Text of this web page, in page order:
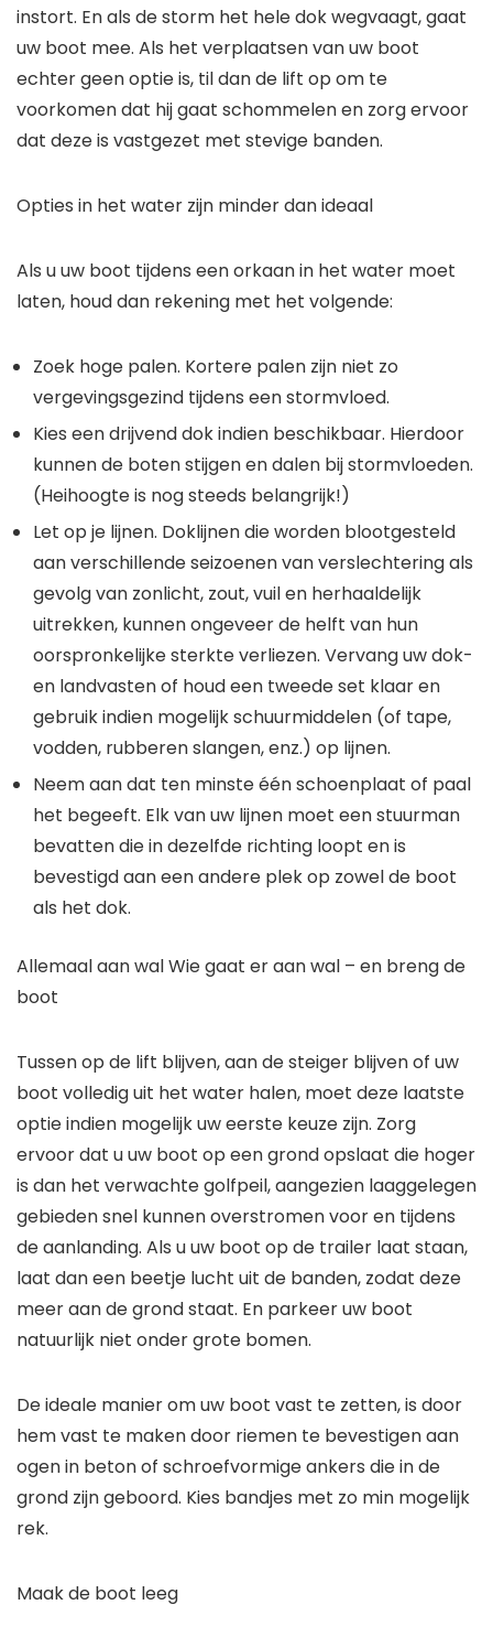
instort. En als de storm het hele dok wegvaagt, gaat
uw boot mee. Als het verplaatsen van uw boot
echter geen optie is, til dan de lift op om te
voorkomen dat hij gaat schommelen en zorg ervoor
dat deze is vastgezet met stevige banden.
Opties in het water zijn minder dan ideaal
Als u uw boot tijdens een orkaan in het water moet
laten, houd dan rekening met het volgende:
Zoek hoge palen. Kortere palen zijn niet zo
vergevingsgezind tijdens een stormvloed.
Kies een drijvend dok indien beschikbaar. Hierdoor
kunnen de boten stijgen en dalen bij stormvloeden.
(Heihoogte is nog steeds belangrijk!)
Let op je lijnen. Doklijnen die worden blootgesteld
aan verschillende seizoenen van verslechtering als
gevolg van zonlicht, zout, vuil en herhaaldelijk
uitrekken, kunnen ongeveer de helft van hun
oorspronkelijke sterkte verliezen. Vervang uw dok-
en landvasten of houd een tweede set klaar en
gebruik indien mogelijk schuurmiddelen (of tape,
vodden, rubberen slangen, enz.) op lijnen.
Neem aan dat ten minste één schoenplaat of paal
het begeeft. Elk van uw lijnen moet een stuurman
bevatten die in dezelfde richting loopt en is
bevestigd aan een andere plek op zowel de boot
als het dok.
Allemaal aan wal Wie gaat er aan wal – en breng de
boot
Tussen op de lift blijven, aan de steiger blijven of uw
boot volledig uit het water halen, moet deze laatste
optie indien mogelijk uw eerste keuze zijn. Zorg
ervoor dat u uw boot op een grond opslaat die hoger
is dan het verwachte golfpeil, aangezien laaggelegen
gebieden snel kunnen overstromen voor en tijdens
de aanlanding. Als u uw boot op de trailer laat staan,
laat dan een beetje lucht uit de banden, zodat deze
meer aan de grond staat. En parkeer uw boot
natuurlijk niet onder grote bomen.
De ideale manier om uw boot vast te zetten, is door
hem vast te maken door riemen te bevestigen aan
ogen in beton of schroefvormige ankers die in de
grond zijn geboord. Kies bandjes met zo min mogelijk
rek.
Maak de boot leeg